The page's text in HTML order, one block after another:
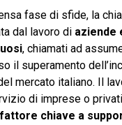
fase di sfide, la
dal lavoro di aziende
, chiamati ad
il superamento
mercato italiano. Il
di imprese o
fattore chiave a